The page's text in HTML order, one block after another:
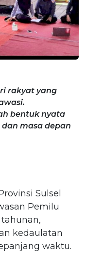
rakyat yang
bentuk nyata
masa depan
Sulsel
Pemilu
kedaulatan
waktu.